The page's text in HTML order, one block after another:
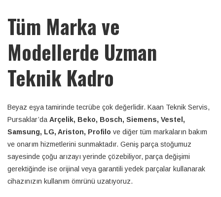
Tüm Marka ve
Modellerde Uzman
Teknik Kadro
Beyaz eşya tamirinde tecrübe çok değerlidir. Kaan Teknik Servis,
Pursaklar’da Arçelik, Beko, Bosch, Siemens, Vestel,
Samsung, LG, Ariston, Profilo ve diğer tüm markaların bakım
ve onarım hizmetlerini sunmaktadır. Geniş parça stoğumuz
sayesinde çoğu arızayı yerinde çözebiliyor, parça değişimi
gerektiğinde ise orijinal veya garantili yedek parçalar kullanarak
cihazınızın kullanım ömrünü uzatıyoruz.